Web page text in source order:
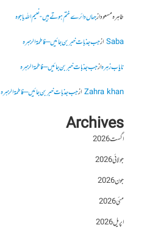
طاہرہ مسعودازجہاں دائرے ختم ہوتے ہیں- نعیم اللہ باجوہ
Sabaازجب جذبات خبر بن جائیں – فاطمۃالزہرہ
نایاب زہرہازجب جذبات خبر بن جائیں – فاطمۃالزہرہ
Zahra khanازجب جذبات خبر بن جائیں – فاطمۃالزہرہ
Archives
اگست 2026
جولائی 2026
جون 2026
مئی 2026
اپریل 2026